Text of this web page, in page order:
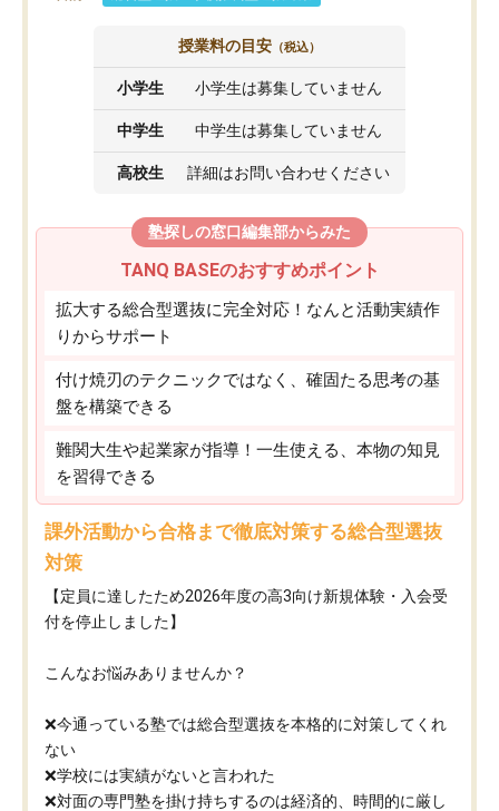
授業料の目安 （税込）
小学生 小学生は募集していません
中学生 中学生は募集していません
高校生 詳細はお問い合わせください
塾探しの窓口編集部からみた
TANQ BASEのおすすめポイント
拡大する総合型選抜に完全対応！なんと活動実績作
りからサポート
付け焼刃のテクニックではなく、確固たる思考の基
盤を構築できる
難関大生や起業家が指導！一生使える、本物の知見
を習得できる
課外活動から合格まで徹底対策する総合型選抜
対策
【定員に達したため2026年度の高3向け新規体験・入会受
付を停止しました】
こんなお悩みありませんか？
❌今通っている塾では総合型選抜を本格的に対策してくれ
ない
❌学校には実績がないと言われた
❌対面の専門塾を掛け持ちするのは経済的、時間的に厳し